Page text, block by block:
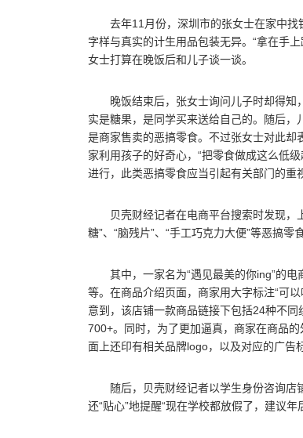
去年11月份，深圳市的张女士在家中
字样与真实的计生用品包装无异。“拿在手
女士打算在晚饭后和儿子谈一谈。
晚饭结束后，张女士询问儿子时却得知
实是糖果，是同学买来送给自己的。随后
是商家售卖的恶搞零食。不过张女士对此
家利用孩子的好奇心，“把零食做成这么低
进行，此类恶搞零食应当引起有关部门的重
贝壳财经记者在电商平台搜索时发现，
糖”、“脑残片”、“手工巧克力大便”等恶搞
其中，一家名为“遇见最美的你ing”的
等。在商品介绍页面，商家用大字标注“可
意到，该店铺一款商品链接下包括24种不
700+。同时，为了更加逼真，商家在商品
面上还印有相关品牌logo，以及对应的广告
随后，贝壳财经记者以学生身份咨询
还“贴心”地提醒“现在学校都放假了，建议年